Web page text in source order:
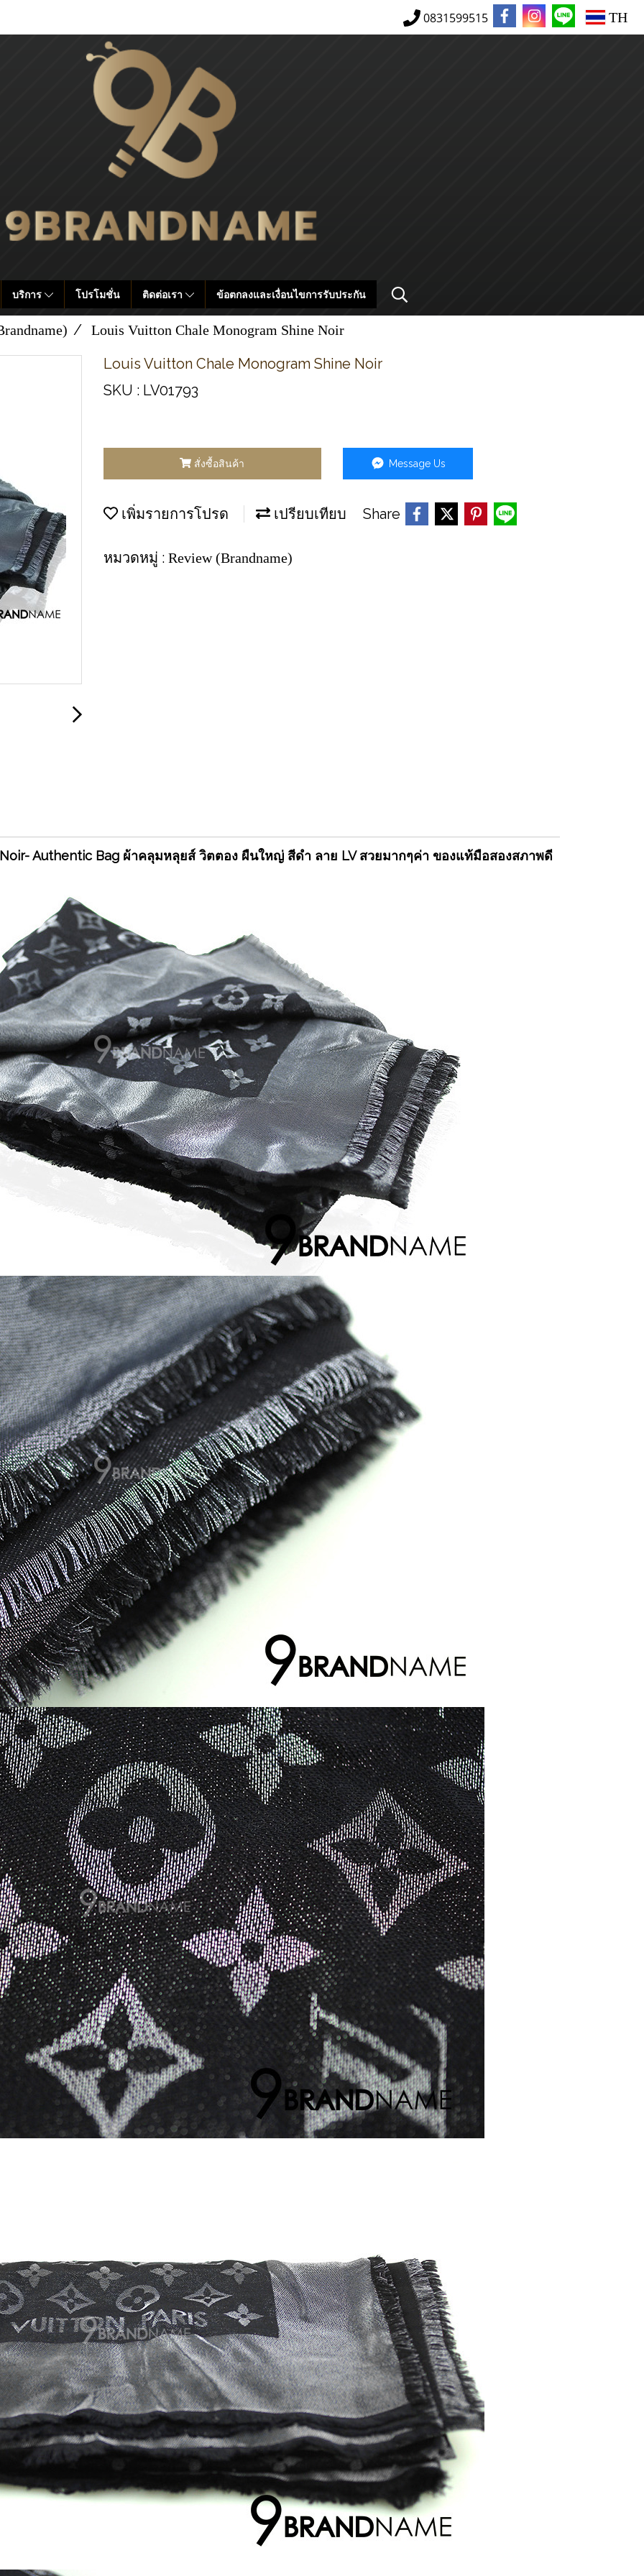
0831599515 TH
บริการ โปรโมชั่น ติดต่อเรา ข้อตกลงและเงื่อนไขการรับประกัน
Louis Vuitton Chale Monogram Shine Noir
Louis Vuitton Chale Monogram Shine Noir
SKU : LV01793
สั่งซื้อสินค้า Message Us
เพิ่มรายการโปรด เปรียบเทียบ Share
หมวดหมู่ : Review (Brandname)
Authentic Bag ผ้าคลุมหลุยส์ วิตตอง ผืนใหญ่ สีดำ ลาย LV สวยมากๆค่า ของแท้มือสองสภาพดี